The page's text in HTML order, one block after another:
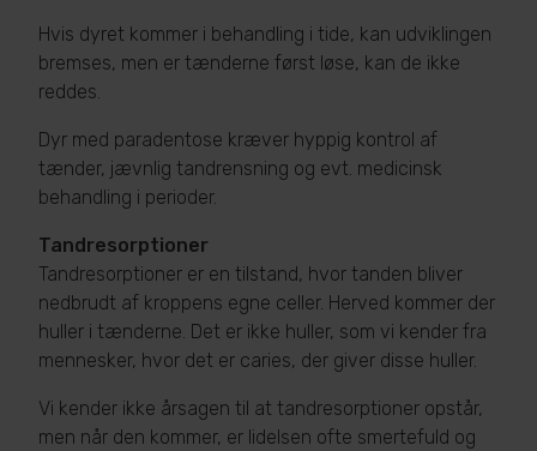
Hvis dyret kommer i behandling i tide, kan udviklingen
bremses, men er tænderne først løse, kan de ikke
reddes.
Dyr med paradentose kræver hyppig kontrol af
tænder, jævnlig tandrensning og evt. medicinsk
behandling i perioder.
Tandresorptioner
Tandresorptioner er en tilstand, hvor tanden bliver
nedbrudt af kroppens egne celler. Herved kommer der
huller i tænderne. Det er ikke huller, som vi kender fra
mennesker, hvor det er caries, der giver disse huller.
Vi kender ikke årsagen til at tandresorptioner opstår,
men når den kommer, er lidelsen ofte smertefuld og